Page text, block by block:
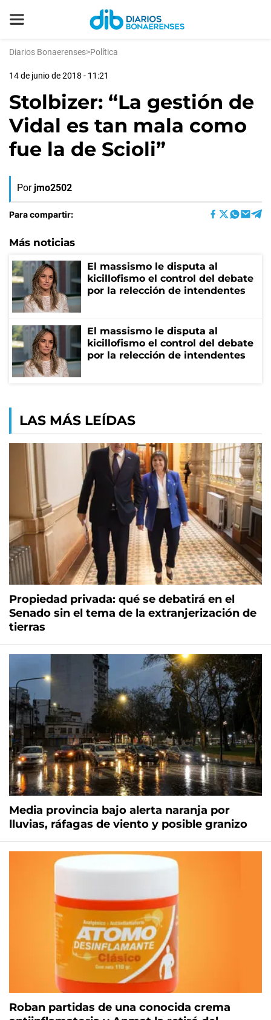
Diarios Bonaerenses>Política
14 de junio de 2018 - 11:21
Stolbizer: “La gestión de
Vidal es tan mala como
fue la de Scioli”
Por jmo2502
Para compartir:
Más noticias
El massismo le disputa al
kicillofismo el control del debate
por la relección de intendentes
El massismo le disputa al
kicillofismo el control del debate
por la relección de intendentes
LAS MÁS LEÍDAS
Propiedad privada: qué se debatirá en el
Senado sin el tema de la extranjerización de
tierras
Media provincia bajo alerta naranja por
lluvias, ráfagas de viento y posible granizo
Roban partidas de una conocida crema